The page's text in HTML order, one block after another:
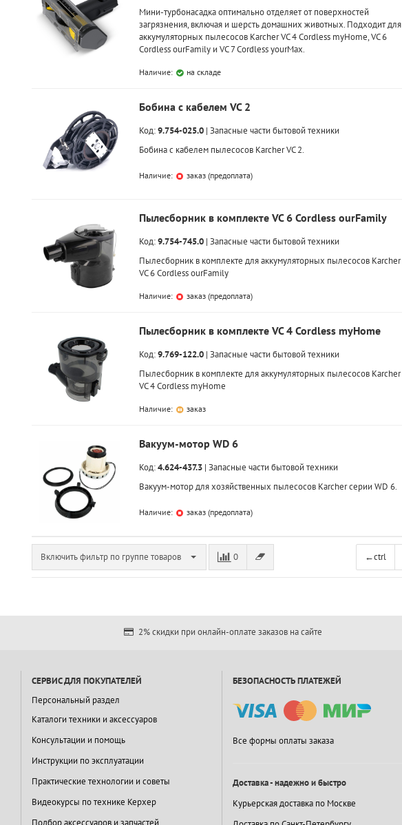
Мини-турбонасадка оптимально отделяет от поверхностей
загрязнения, включая и шерсть домашних животных. Подходит для
аккумуляторных пылесосов Karcher VC 4 Cordless myHome, VC 6
Cordless ourFamily и VC 7 Cordless yourMax.
Наличие: на складе
Бобина с кабелем VC 2
Код:9.754-025.0| Запасные части бытовой техники
Бобина с кабелем пылесосов Karcher VC 2.
Наличие: заказ (предоплата)
Пылесборник в комплекте VC 6 Cordless ourFamily
Код:9.754-745.0| Запасные части бытовой техники
Пылесборник в комплекте для аккумуляторных пылесосов Karcher
VC 6 Cordless ourFamily
Наличие: заказ (предоплата)
Пылесборник в комплекте VC 4 Cordless myHome
Код:9.769-122.0| Запасные части бытовой техники
Пылесборник в комплекте для аккумуляторных пылесосов Karcher
VC 4 Cordless myHome
Наличие: заказ
Вакуум-мотор WD 6
Код:4.624-437.3| Запасные части бытовой техники
Вакуум-мотор для хозяйственных пылесосов Karcher серии WD 6.
Наличие: заказ (предоплата)
Включить фильтр по группе товаров 0 ←ctrl
2% скидки при онлайн-оплате заказов на сайте
СЕРВИС ДЛЯ ПОКУПАТЕЛЕЙ
Персональный раздел
Каталоги техники и аксессуаров
Консультации и помощь
Инструкции по эксплуатации
Практические технологии и советы
Видеокурсы по технике Керхер
БЕЗОПАСНОСТЬ ПЛАТЕЖЕЙ
Все формы оплаты заказа
Доставка - надежно и быстро
Курьерская доставка по Москве